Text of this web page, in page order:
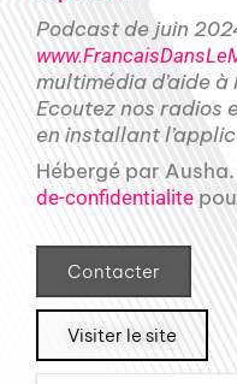
Podcast de juin
multimédia d’aide
Ecoutez nos radios
en installant
Hébergé par
de-confidentialite
Contacter
Visiter le site